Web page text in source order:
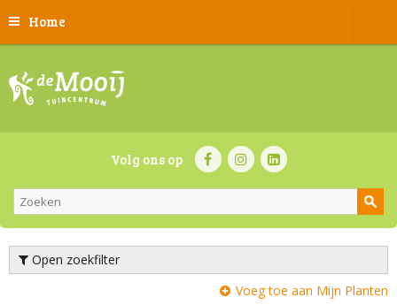
Home
Volg ons op
Open zoekfilter
Voeg toe aan Mijn Planten